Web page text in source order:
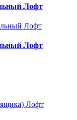
Лофт
Лофт